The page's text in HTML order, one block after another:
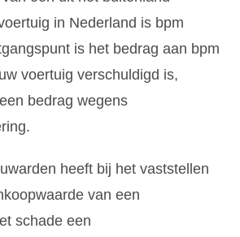
in Nederland is bpm
is het bedrag aan bpm
voertuig verschuldigd is,
bedrag wegens
heeft bij het vaststellen
van een
schade een